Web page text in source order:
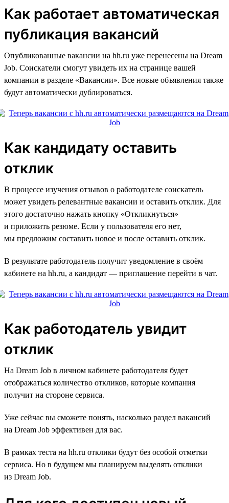
Как работает автоматическая
публикация вакансий
Опубликованные вакансии на hh.ru уже перенесены на Dream
Job. Соискатели смогут увидеть их на странице вашей
компании в разделе «Вакансии». Все новые объявления также
будут автоматически дублироваться.
Как кандидату оставить
отклик
В процессе изучения отзывов о работодателе соискатель
может увидеть релевантные вакансии и оставить отклик. Для
этого достаточно нажать кнопку «Откликнуться»
и приложить резюме. Если у пользователя его нет,
мы предложим составить новое и после оставить отклик.
В результате работодатель получит уведомление в своём
кабинете на hh.ru, а кандидат — приглашение перейти в чат.
Как работодатель увидит
отклик
На Dream Job в личном кабинете работодателя будет
отображаться количество откликов, которые компания
получит на стороне сервиса.
Уже сейчас вы сможете понять, насколько раздел вакансий
на Dream Job эффективен для вас.
В рамках теста на hh.ru отклики будут без особой отметки
сервиса. Но в будущем мы планируем выделять отклики
из Dream Job.